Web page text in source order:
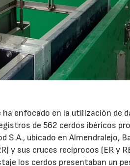
enfocado en la utilización de
de 562 cerdos ibéricos
S.A., ubicado en Almendralejo,
y sus cruces recíprocos (ER y
los cerdos presentaban un